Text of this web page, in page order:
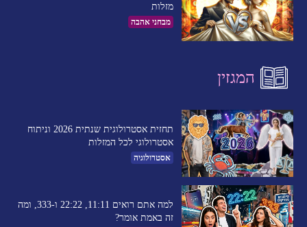
מזלות
מבחני אהבה
המגזין
תחזית אסטרולוגית שנתית 2026 וניתוח
אסטרולוגי לכל המזלות
אסטרולוגיה
למה אתם רואים 11:11, 22:22 ו-333, ומה
זה באמת אומר?